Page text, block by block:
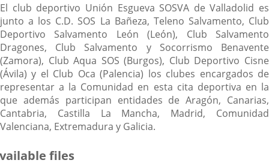
El club deportivo Unión Esgueva SOSVA de Valladolid es
junto a los C.D. SOS La Bañeza, Teleno Salvamento, Club
Deportivo Salvamento León (León), Club Salvamento
Dragones, Club Salvamento y Socorrismo Benavente
(Zamora), Club Aqua SOS (Burgos), Club Deportivo Cisne
(Ávila) y el Club Oca (Palencia) los clubes encargados de
representar a la Comunidad en esta cita deportiva en la
que además participan entidades de Aragón, Canarias,
Cantabria, Castilla La Mancha, Madrid, Comunidad
Valenciana, Extremadura y Galicia.
files